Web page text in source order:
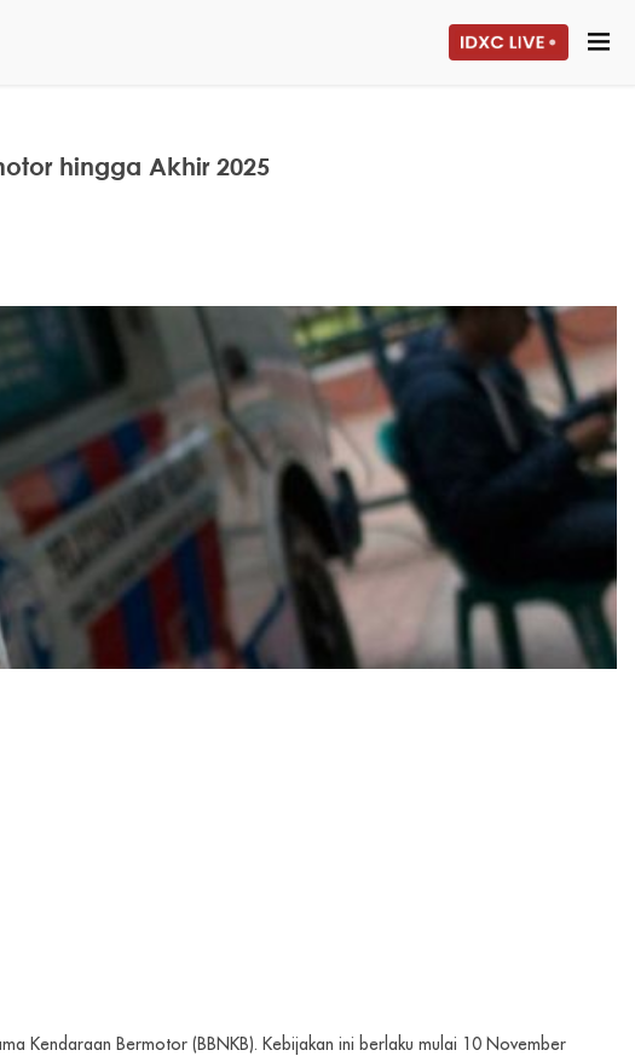
hingga Akhir 2025
Kendaraan Bermotor (BBNKB). Kebijakan ini berlaku mulai 10 November